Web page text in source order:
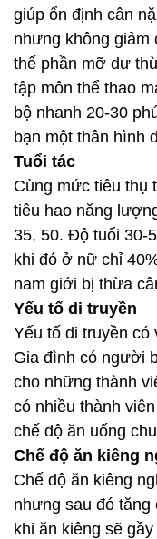
giúp ổn định cân
nhưng không giảm
thế phần mỡ dư
tập môn thể thao
bộ nhanh 20-30
bạn một thân hình
Tuổi tác
Cùng mức tiêu thụ
tiêu hao năng
35, 50. Độ tuổi 30-
khi đó ở nữ chỉ
nam giới bị thừa
Yếu tố di truyền
Yếu tố di truyền có
Gia đình có người
cho những thành
có nhiều thành
chế độ ăn uống
Chế độ ăn kiêng
Chế độ ăn kiêng
nhưng sau đó
khi ăn kiêng sẽ